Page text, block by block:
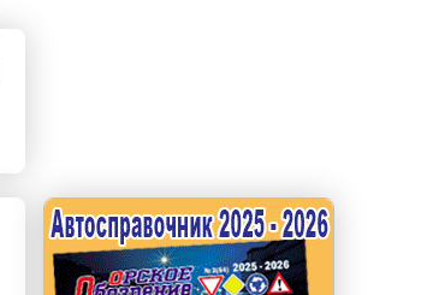
erid: LdtCKJjWj Реклама. ИП Кучеренко Николай
Николаевич